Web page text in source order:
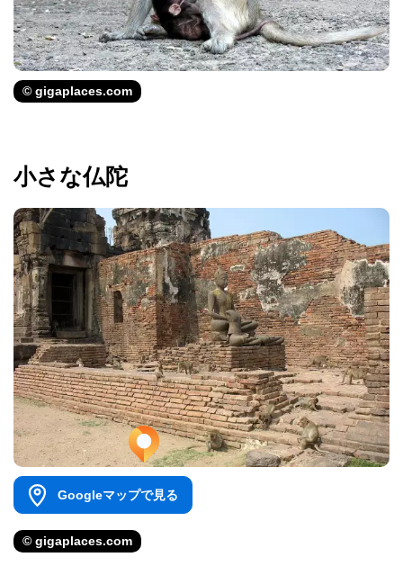
© gigaplaces.com
小さな仏陀
Googleマップで見る
© gigaplaces.com